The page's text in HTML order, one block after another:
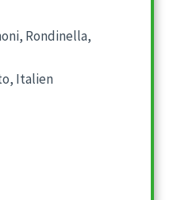
Rondinella,
Italien